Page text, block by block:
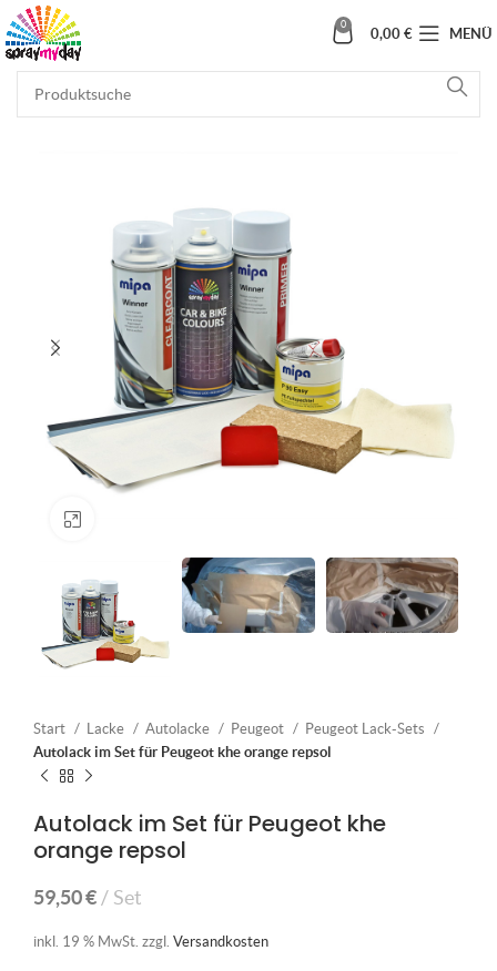
0
0,00 € MENÜ
Start Lacke Autolacke Peugeot
Peugeot Lack-Sets
Autolack im Set für Peugeot khe orange repsol
Autolack im Set für Peugeot khe
orange repsol
59,50€ Set
inkl. 19 % MwSt. zzgl. Versandkosten